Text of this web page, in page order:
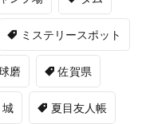
ミステリースポット
磨 佐賀県
城 夏目友人帳